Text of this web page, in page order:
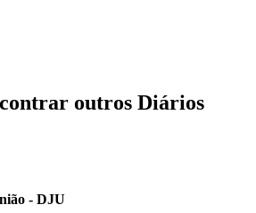
outros Diários
- DJU